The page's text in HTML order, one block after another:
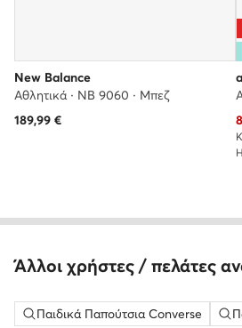
New Balance
Αθλητικά · NB 9060 · Μπεζ
189,99 €
Άλλοι χρήστες / πελάτες
Παιδικά Παπούτσια Converse